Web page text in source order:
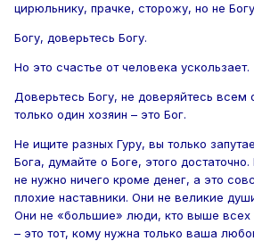
цирюльнику, прачке, сторожу, но не
Богу, доверьтесь Богу.
Но это счастье от человека ускользает.
Доверьтесь Богу, не доверяйтесь всем
только один хозяин – это Бог.
Не ищите разных Гуру, вы только
Бога, думайте о Боге, этого
не нужно ничего кроме денег, а это
плохие наставники. Они не великие
Они не «большие» люди, кто выше всех
– это тот, кому нужна только ваша